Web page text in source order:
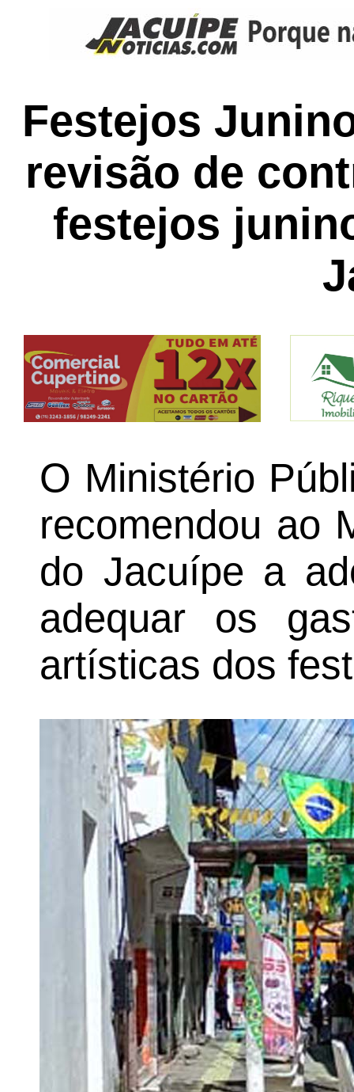
Festejos
revisão de
festejos
O Ministério
recomendou ao
do Jacuípe a
adequar os
artísticas dos